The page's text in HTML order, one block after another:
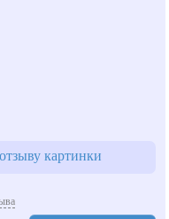
картинки